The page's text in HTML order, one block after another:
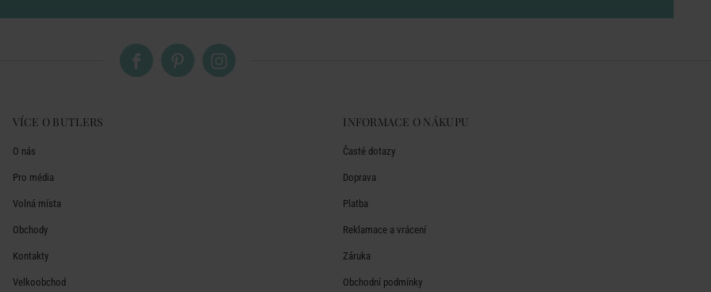
VÍCE O BUTLERS
O nás
Pro média
Volná místa
Obchody
Kontakty
Velkoobchod
INFORMACE O NÁKUPU
Časté dotazy
Doprava
Platba
Reklamace a vrácení
Záruka
Obchodní podmínky